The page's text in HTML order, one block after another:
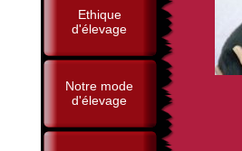
Ethique
d'élevage
Notre mode
d'élevage